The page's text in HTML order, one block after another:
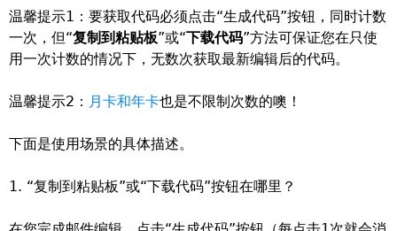
温馨提示1：要获取代码必须点击“生成代码”按钮，同时计数
一次，但“复制到粘贴板”或“下载代码”方法可保证您在只使
用一次计数的情况下，无数次获取最新编辑后的代码。
温馨提示2： 月卡和年卡也是不限制次数的噢！
下面是使用场景的具体描述。
1. “复制到粘贴板”或“下载代码”按钮在哪里？